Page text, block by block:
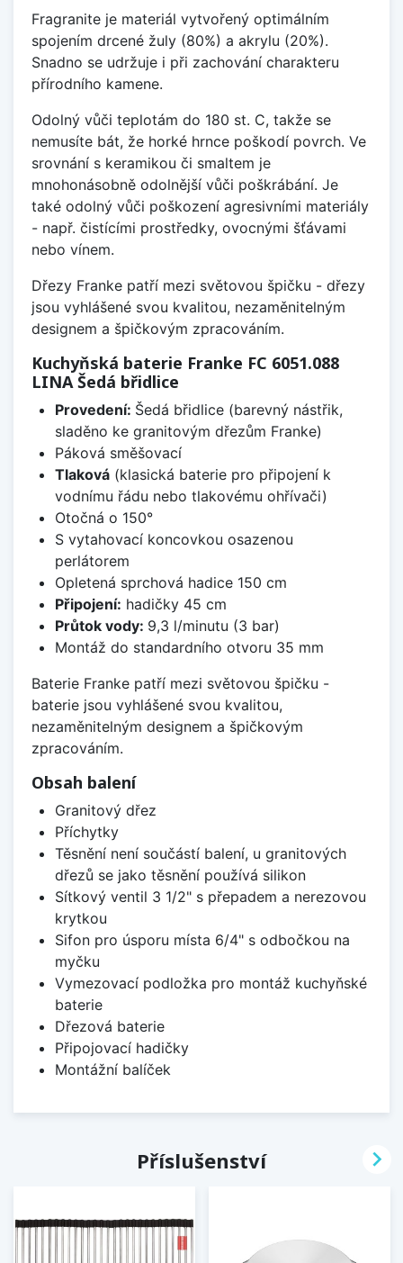
Fragranite je materiál vytvořený optimálním
spojením drcené žuly (80%) a akrylu (20%).
Snadno se udržuje i při zachování charakteru
přírodního kamene.
Odolný vůči teplotám do 180 st. C, takže se
nemusíte bát, že horké hrnce poškodí povrch. Ve
srovnání s keramikou či smaltem je
mnohonásobně odolnější vůči poškrábání. Je
také odolný vůči poškození agresivními materiály
- např. čistícími prostředky, ovocnými šťávami
nebo vínem.
Dřezy Franke patří mezi světovou špičku - dřezy
jsou vyhlášené svou kvalitou, nezaměnitelným
designem a špičkovým zpracováním.
Kuchyňská baterie Franke FC 6051.088
LINA Šedá břidlice
Provedení: Šedá břidlice (barevný nástřik,
sladěno ke granitovým dřezům Franke)
Páková směšovací
Tlaková(klasická baterie pro připojení k
vodnímu řádu nebo tlakovému ohřívači)
Otočná o 150°
S vytahovací koncovkou osazenou
perlátorem
Opletená sprchová hadice 150 cm
Připojení: hadičky 45 cm
Průtok vody: 9,3 l/minutu (3 bar)
Montáž do standardního otvoru 35 mm
Baterie Franke patří mezi světovou špičku -
baterie jsou vyhlášené svou kvalitou,
nezaměnitelným designem a špičkovým
zpracováním.
Obsah balení
Granitový dřez
Příchytky
Těsnění není součástí balení, u granitových
dřezů se jako těsnění používá silikon
Sítkový ventil 3 1/2" s přepadem a nerezovou
krytkou
Sifon pro úsporu místa 6/4" s odbočkou na
myčku
Vymezovací podložka pro montáž kuchyňské
baterie
Dřezová baterie
Připojovací hadičky
Montážní balíček
Příslušenství 